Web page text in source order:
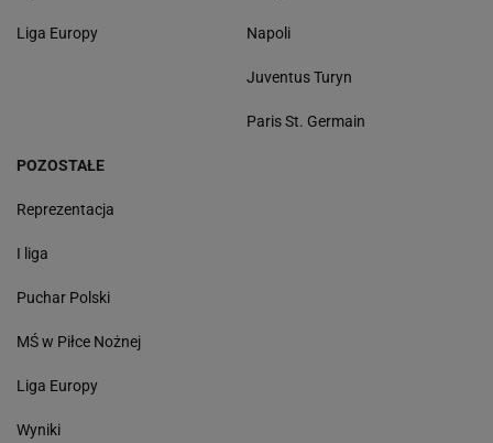
Liga Europy Napoli
Juventus Turyn
Paris St. Germain
POZOSTAŁE
Reprezentacja
I liga
Puchar Polski
MŚ w Piłce Nożnej
Liga Europy
Wyniki